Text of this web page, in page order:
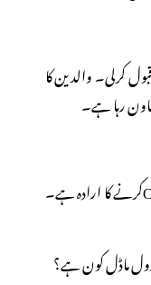
کرلی۔ والدین کا
رہا ہے۔
ج: فی الحال Economic (Hons.)کرنا چاہتی ہوں، اس کے بعد CAکرنے کا ارادہ ہے۔
ماڈل کون ہے؟